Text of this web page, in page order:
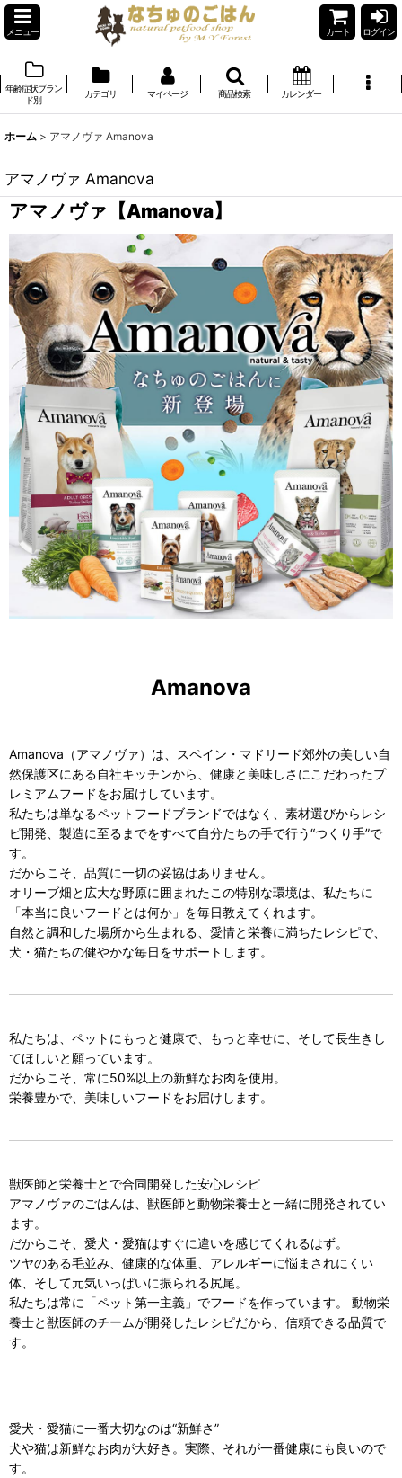
メニュー カート ログイン
年齢症状ブラン
ド別
カテゴリ マイページ 商品検索 カレンダー
ホーム > アマノヴァ Amanova
アマノヴァ Amanova
アマノヴァ【Amanova】
Amanova
Amanova（アマノヴァ）は、スペイン・マドリード郊外の美しい自
然保護区にある自社キッチンから、健康と美味しさにこだわったプ
レミアムフードをお届けしています。
私たちは単なるペットフードブランドではなく、素材選びからレシ
ピ開発、製造に至るまでをすべて自分たちの手で行う“つくり手”で
す。
だからこそ、品質に一切の妥協はありません。
オリーブ畑と広大な野原に囲まれたこの特別な環境は、私たちに
「本当に良いフードとは何か」を毎日教えてくれます。
自然と調和した場所から生まれる、愛情と栄養に満ちたレシピで、
犬・猫たちの健やかな毎日をサポートします。
私たちは、ペットにもっと健康で、もっと幸せに、そして長生きし
てほしいと願っています。
だからこそ、常に50%以上の新鮮なお肉を使用。
栄養豊かで、美味しいフードをお届けします。
獣医師と栄養士とで合同開発した安心レシピ
アマノヴァのごはんは、獣医師と動物栄養士と一緒に開発されてい
ます。
だからこそ、愛犬・愛猫はすぐに違いを感じてくれるはず。
ツヤのある毛並み、健康的な体重、アレルギーに悩まされにくい
体、そして元気いっぱいに振られる尻尾。
私たちは常に「ペット第一主義」でフードを作っています。 動物栄
養士と獣医師のチームが開発したレシピだから、信頼できる品質で
す。
愛犬・愛猫に一番大切なのは“新鮮さ”
犬や猫は新鮮なお肉が大好き。実際、それが一番健康にも良いので
す。